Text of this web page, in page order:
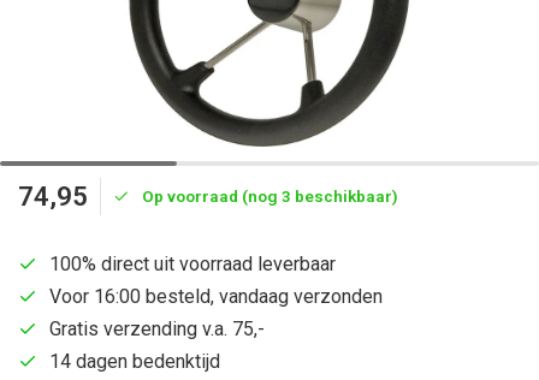
74,95 Op voorraad (nog 3 beschikbaar)
100% direct uit voorraad leverbaar
Voor 16:00 besteld, vandaag verzonden
Gratis verzending v.a. 75,-
14 dagen bedenktijd